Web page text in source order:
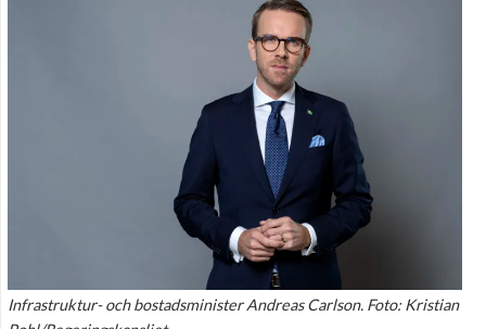
Infrastruktur- och bostadsminister Andreas Carlson. Foto: Kristian